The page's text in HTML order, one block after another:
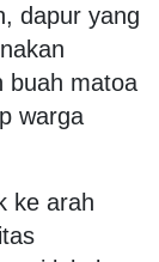
dapur yang
buah matoa
warga
ke arah